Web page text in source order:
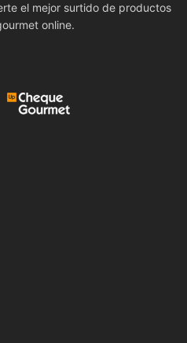
el mejor surtido de productos
online.